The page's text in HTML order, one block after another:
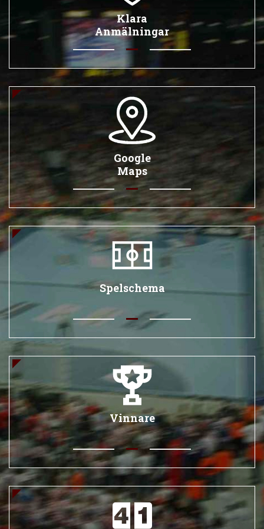
Klara
Anmälningar
Google
Maps
Spelschema
Vinnare